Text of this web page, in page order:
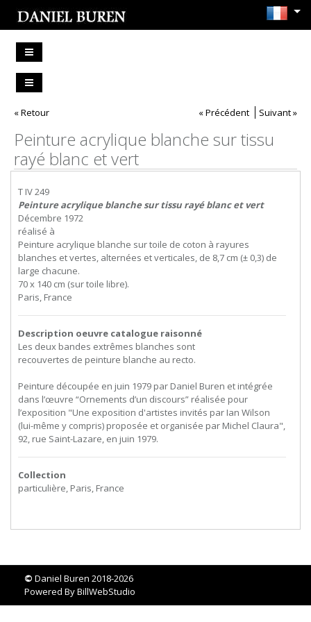
« Retour « Précédent Suivant »
Peinture acrylique blanche sur tissu
rayé blanc et vert
T IV 249
Peinture acrylique blanche sur tissu rayé blanc et vert
Décembre 1972
réalisé à
Peinture acrylique blanche sur toile de coton à rayures
blanches et vertes, alternées et verticales, de 8,7 cm (± 0,3) de
large chacune.
70 x 140 cm (sur toile libre).
Paris, France
Description oeuvre catalogue raisonné
Les deux bandes extrêmes blanches sont
recouvertes de peinture blanche au recto.
Peinture découpée en juin 1979 par Daniel Buren et intégrée
dans l’œuvre “Ornements d’un discours” réalisée pour
l’exposition "Une exposition d'artistes invités par Ian Wilson
(lui-même y compris) proposée et organisée par Michel Claura",
92, rue Saint-Lazare, en juin 1979.
Collection
particulière, Paris, France
© Daniel Buren 2018-2026
Powered ByBillWebStudio